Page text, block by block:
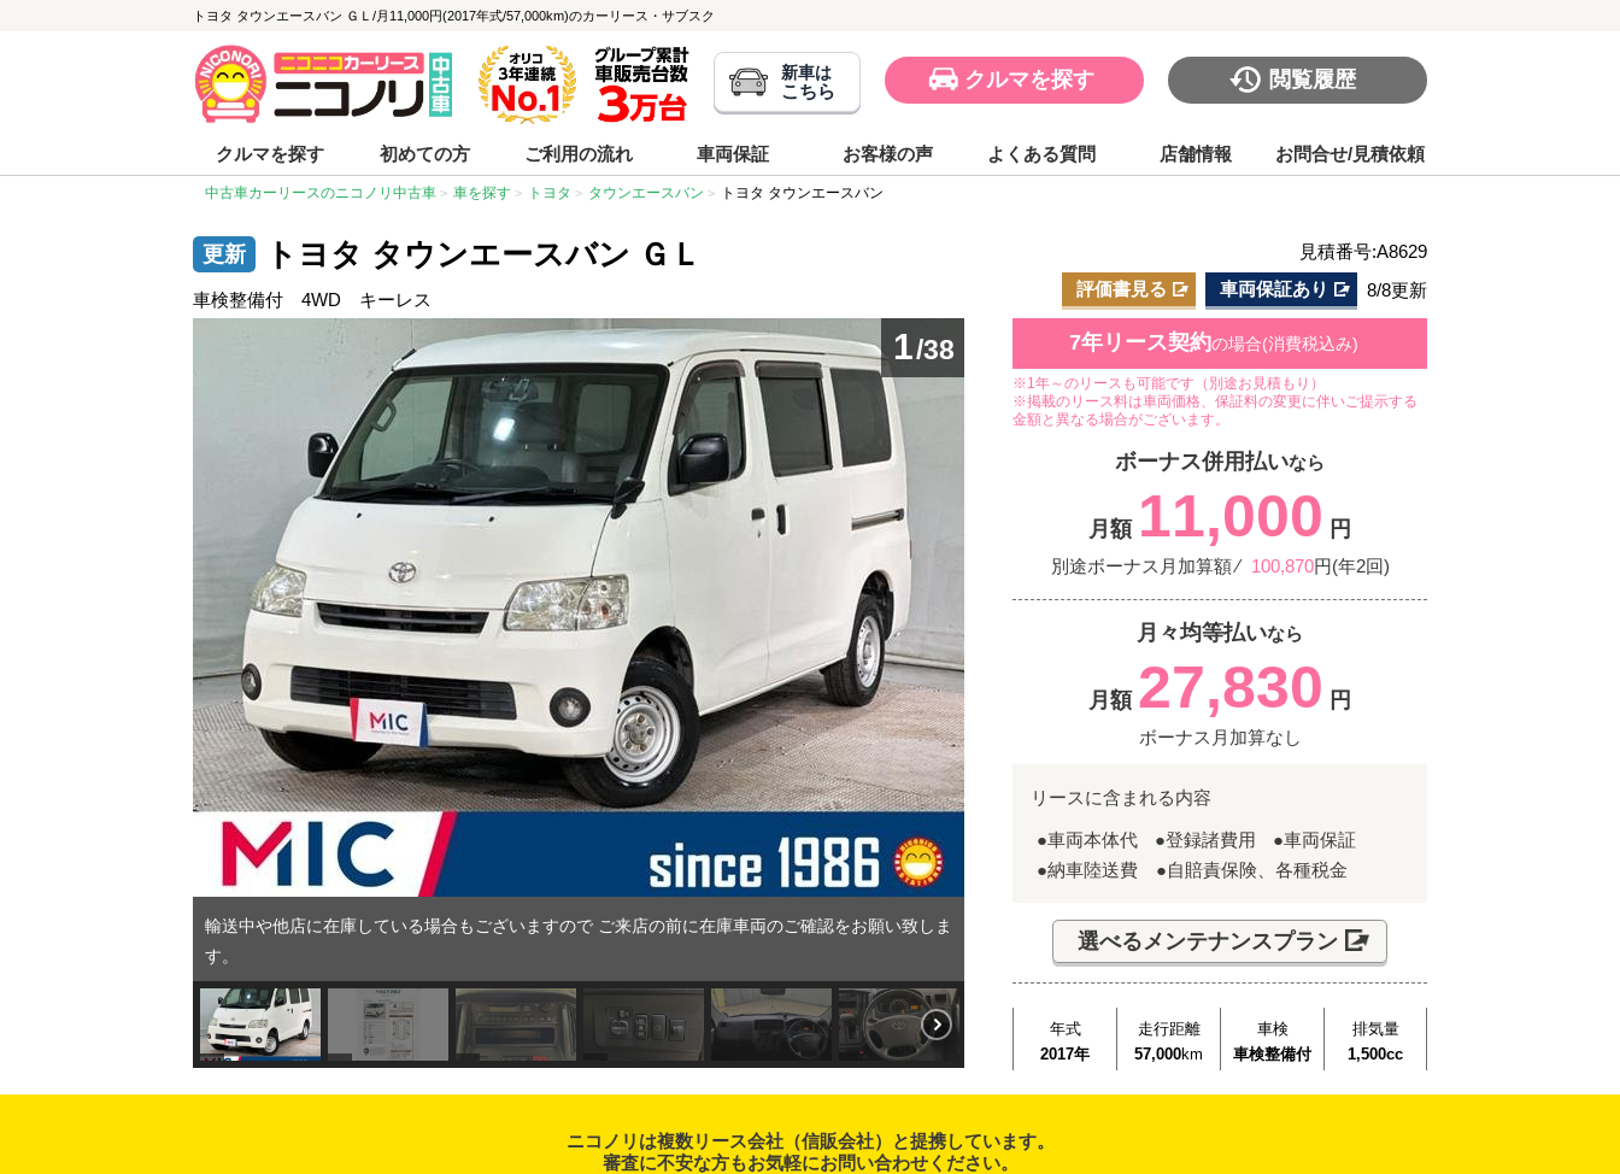
トヨタ タウンエースバン ＧＬ/月11,000円(2017年式/57,000km)のカーリース・サブスク
新車は
こちら クルマを探す 閲覧履歴
クルマを探す 初めての方 ご利用の流れ 車両保証 お客様の声 よくある質問 店舗情報 お問合せ/見積依頼
中古車カーリースのニコノリ中古車 車を探す トヨタ タウンエースバン トヨタ タウンエースバン
トヨタ タウンエースバン ＧＬ 見積番号:A8629
車検整備付 4WD キーレス
評価書見る 車両保証あり 8/8更新
1/38
輸送中や他店に在庫している場合もございますので ご来店の前に在庫車両のご確認をお願い致しま
す。
7年リース契約の場合(消費税込み)
※1年～のリースも可能です（別途お見積もり）
※掲載のリース料は車両価格、保証料の変更に伴いご提示する
金額と異なる場合がございます。
ボーナス併用払いなら
月額 11,000 円
別途ボーナス月加算額 ⁄ 100,870円(年2回)
月々均等払いなら
月額 27,830 円
ボーナス月加算なし
リースに含まれる内容
●車両本体代 ●登録諸費用
●車両保証
●納車陸送費 ●自賠責保険、各種税金
選べるメンテナンスプラン
年式
2017年
走行距離
57,000km
車検
車検整備付
排気量
1,500cc
ニコノリは複数リース会社（信販会社）と提携しています。
審査に不安な方もお気軽にお問い合わせください。